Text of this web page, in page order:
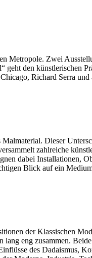
Metropole. Zwei
den künstlerischen
Richard Serra
Dieser
zahlreiche
dabei Installationen,
Blick auf ein
der Klassischen
eng zusammen.
des Dadaismus,